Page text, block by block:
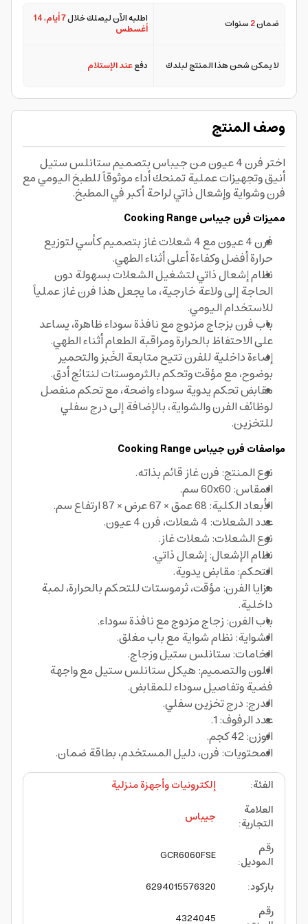
ضمان2سنوات اطلبه الآن ليصلك خلال7 أيام ،14
أغسطس
لا يمكن شحن هذا المنتج لبلدك دفععند الإستلام
وصف المنتج
اختر فرن 4 عيون من جيباس بتصميم ستانلس ستيل
أنيق وتجهيزات عملية تمنحك أداء موثوقاً للطبخ اليومي مع
فرن وشواية وإشعال ذاتي لراحة أكبر في المطبخ.
مميزات فرن جيباس Cooking Range
فرن 4 عيون مع 4 شعلات غاز بتصميم كأسي لتوزيع
حرارة أفضل وكفاءة أعلى أثناء الطهي.
نظام إشعال ذاتي لتشغيل الشعلات بسهولة دون
الحاجة إلى ولاعة خارجية، ما يجعل هذا فرن غاز عملياً
للاستخدام اليومي.
باب فرن بزجاج مزدوج مع نافذة سوداء ظاهرة، يساعد
على الاحتفاظ بالحرارة ومراقبة الطعام أثناء الطهي.
إضاءة داخلية للفرن تتيح متابعة الخَبز والتحمير
بوضوح، مع مؤقت وتحكم بالثرموستات لنتائج أدق.
مقابض تحكم يدوية سوداء واضحة، مع تحكم منفصل
لوظائف الفرن والشواية، بالإضافة إلى درج سفلي
للتخزين.
مواصفات فرن جيباس Cooking Range
نوع المنتج: فرن غاز قائم بذاته.
المقاس: 60x60 سم.
الأبعاد الكلية: 68 عمق × 67 عرض × 87 ارتفاع سم.
عدد الشعلات: 4 شعلات، فرن 4 عيون.
نوع الشعلات: شعلات غاز.
نظام الإشعال: إشعال ذاتي.
التحكم: مقابض يدوية.
مزايا الفرن: مؤقت، ثرموستات للتحكم بالحرارة، لمبة
داخلية.
باب الفرن: زجاج مزدوج مع نافذة سوداء.
الشواية: نظام شواية مع باب مغلق.
الخامات: ستانلس ستيل وزجاج.
اللون والتصميم: هيكل ستانلس ستيل مع واجهة
فضية وتفاصيل سوداء للمقابض.
الدرج: درج تخزين سفلي.
عدد الرفوف: 1.
الوزن: 42 كجم.
المحتويات: فرن، دليل المستخدم، بطاقة ضمان.
الفئة:
إلكترونيات وأجهزة منزلية
العلامة
التجارية:
جيباس
رقم
الموديل:
GCR6060FSE
باركود:
6294015576320
رقم
4324045